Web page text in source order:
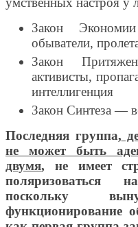
Закон
обыватели,
Закон
активисты,
интеллигенция
Закон Синтеза —
Последняя группа,
не может быть
двумя, не имеет
поляризоваться
поскольку
функционирование